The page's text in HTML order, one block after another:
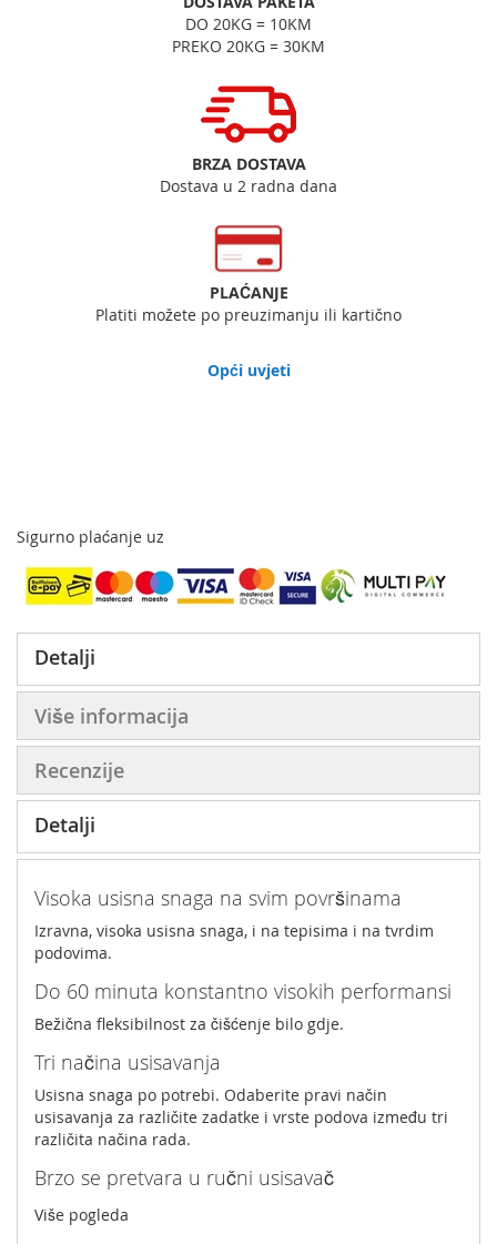
DO 20KG = 10KM
PREKO 20KG = 30KM
BRZA DOSTAVA
Dostava u 2 radna dana
PLAĆANJE
Platiti možete po preuzimanju ili kartično
Opći uvjeti
Sigurno plaćanje uz
Detalji
Više informacija
Recenzije
Detalji
Visoka usisna snaga na svim površinama
Izravna, visoka usisna snaga, i na tepisima i na tvrdim
podovima.
Do 60 minuta konstantno visokih performansi
Bežična fleksibilnost za čišćenje bilo gdje.
Tri načina usisavanja
Usisna snaga po potrebi. Odaberite pravi način
usisavanja za različite zadatke i vrste podova između tri
različita načina rada.
Brzo se pretvara u ručni usisavač
Može se pretvoriti u ručni usisavač samo jednim klikom -
i natrag jednako brzo.
Više pogleda